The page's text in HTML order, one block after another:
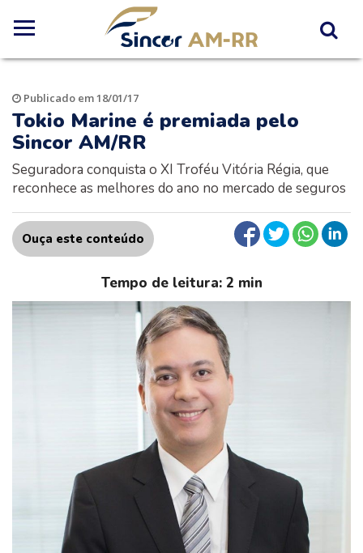
Publicado em 18/01/17
Tokio Marine é premiada pelo
Sincor AM/RR
Seguradora conquista o XI Troféu Vitória Régia, que
reconhece as melhores do ano no mercado de seguros
Ouça este conteúdo